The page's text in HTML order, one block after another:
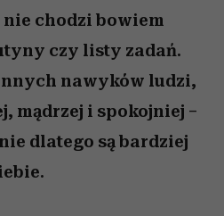
nie chodzi bowiem
czy listy zadań.
nawyków ludzi,
mądrzej i spokojniej –
dlatego są bardziej